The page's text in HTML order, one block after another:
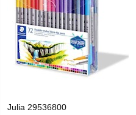
Julia 29536800